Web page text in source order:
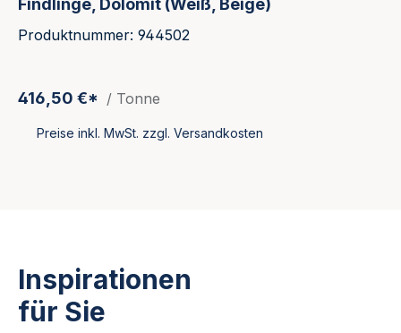
Produktnummer: 944502
416,50 €* / Tonne
Preise inkl. MwSt. zzgl. Versandkosten
Inspirationen
für Sie